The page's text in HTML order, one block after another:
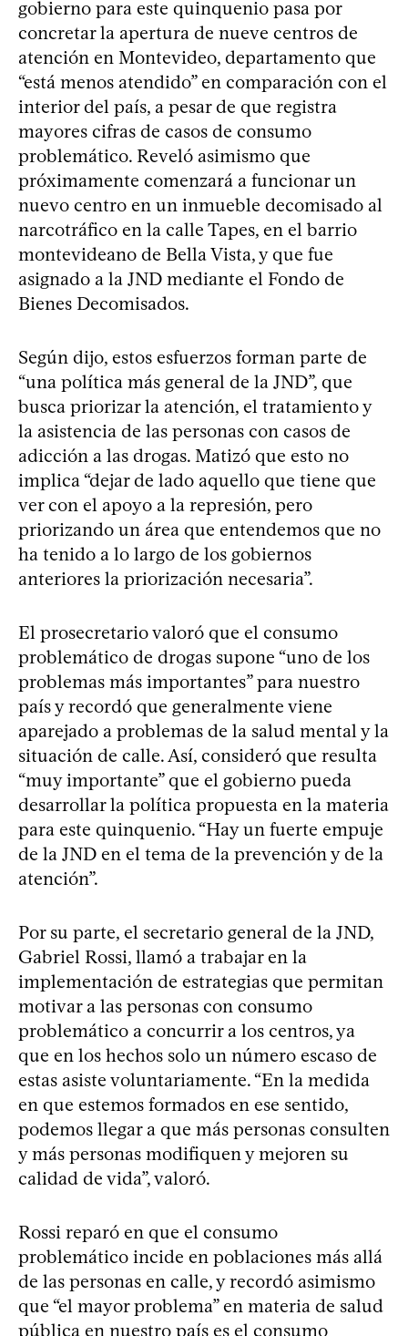
gobierno para este quinquenio pasa por
concretar la apertura de nueve centros de
atención en Montevideo, departamento que
“está menos atendido” en comparación con el
interior del país, a pesar de que registra
mayores cifras de casos de consumo
problemático. Reveló asimismo que
próximamente comenzará a funcionar un
nuevo centro en un inmueble decomisado al
narcotráfico en la calle Tapes, en el barrio
montevideano de Bella Vista, y que fue
asignado a la JND mediante el Fondo de
Bienes Decomisados.
Según dijo, estos esfuerzos forman parte de
“una política más general de la JND”, que
busca priorizar la atención, el tratamiento y
la asistencia de las personas con casos de
adicción a las drogas. Matizó que esto no
implica “dejar de lado aquello que tiene que
ver con el apoyo a la represión, pero
priorizando un área que entendemos que no
ha tenido a lo largo de los gobiernos
anteriores la priorización necesaria”.
El prosecretario valoró que el consumo
problemático de drogas supone “uno de los
problemas más importantes” para nuestro
país y recordó que generalmente viene
aparejado a problemas de la salud mental y la
situación de calle. Así, consideró que resulta
“muy importante” que el gobierno pueda
desarrollar la política propuesta en la materia
para este quinquenio. “Hay un fuerte empuje
de la JND en el tema de la prevención y de la
atención”.
Por su parte, el secretario general de la JND,
Gabriel Rossi, llamó a trabajar en la
implementación de estrategias que permitan
motivar a las personas con consumo
problemático a concurrir a los centros, ya
que en los hechos solo un número escaso de
estas asiste voluntariamente. “En la medida
en que estemos formados en ese sentido,
podemos llegar a que más personas consulten
y más personas modifiquen y mejoren su
calidad de vida”, valoró.
Rossi reparó en que el consumo
problemático incide en poblaciones más allá
de las personas en calle, y recordó asimismo
que “el mayor problema” en materia de salud
pública en nuestro país es el consumo